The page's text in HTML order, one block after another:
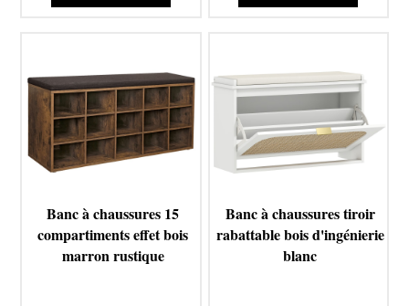
Banc à chaussures 15
compartiments effet bois
marron rustique
Banc à chaussures tiroir
rabattable bois d'ingénierie
blanc